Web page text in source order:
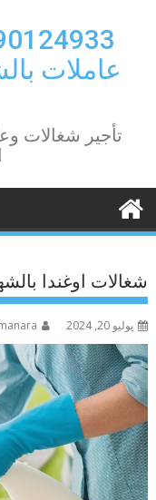
contentعاملات
تأجير شغالات
شغالات اوغندا بالشهر
يوليو 20, 2024